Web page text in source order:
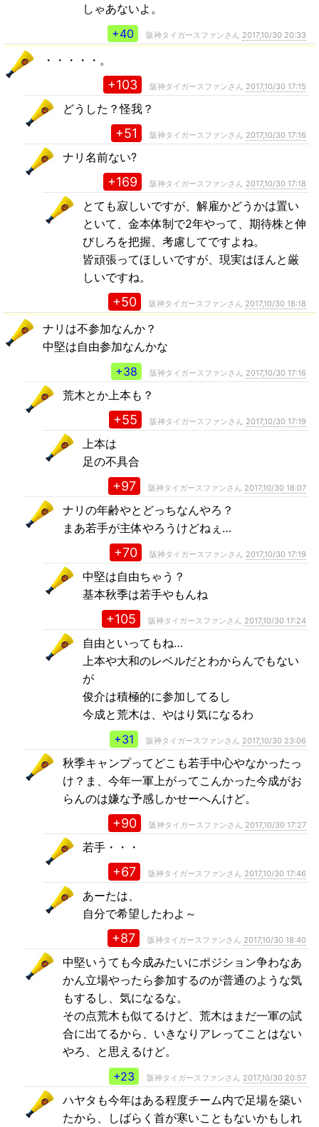
しゃあないよ。
+40
阪神タイガースファンさん 2017,10/30 20:33
・・・・・。
+103 阪神タイガースファンさん 2017,10/30 17:15
どうした？怪我？
+51 阪神タイガースファンさん 2017,10/30 17:16
ナリ名前ない?
+169 阪神タイガースファンさん 2017,10/30 17:18
とても寂しいですが、解雇かどうかは置い
といて、金本体制で2年やって、期待株と伸
びしろを把握、考慮してですよね。
皆頑張ってほしいですが、現実はほんと厳
しいですね。
+50 阪神タイガースファンさん 2017,10/30 18:18
ナリは不参加なんか？
中堅は自由参加なんかな
+38
阪神タイガースファンさん 2017,10/30 17:16
荒木とか上本も？
+55 阪神タイガースファンさん 2017,10/30 17:19
上本は
足の不具合
+97 阪神タイガースファンさん 2017,10/30 18:07
ナリの年齢やとどっちなんやろ？
まあ若手が主体やろうけどねぇ…
+70 阪神タイガースファンさん 2017,10/30 17:19
中堅は自由ちゃう？
基本秋季は若手やもんね
+105 阪神タイガースファンさん 2017,10/30 17:24
自由といってもね…
上本や大和のレベルだとわからんでもない
が
俊介は積極的に参加してるし
今成と荒木は、やはり気になるわ
+31
阪神タイガースファンさん 2017,10/30 23:06
秋季キャンプってどこも若手中心やなかったっ
け？ま、今年一軍上がってこんかった今成がお
らんのは嫌な予感しかせーへんけど。
+90 阪神タイガースファンさん 2017,10/30 17:27
若手・・・
+67 阪神タイガースファンさん 2017,10/30 17:46
あーたは、
自分で希望したわよ～
+87 阪神タイガースファンさん 2017,10/30 18:40
中堅いうても今成みたいにポジション争わなあ
かん立場やったら参加するのが普通のような気
もするし、気になるな。
その点荒木も似てるけど、荒木はまだ一軍の試
合に出てるから、いきなりアレってことはない
やろ、と思えるけど。
+23
阪神タイガースファンさん 2017,10/30 20:57
ハヤタも今年はある程度チーム内で足場を築い
たから、しばらく首が寒いこともないかもしれ